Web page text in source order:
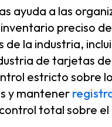
ayuda a las
preciso
la industria,
de tarjetas
estricto sobre
y mantener
total sobre